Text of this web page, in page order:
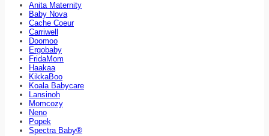
Anita Maternity
Baby Nova
Cache Coeur
Carriwell
Doomoo
Ergobaby
FridaMom
Haakaa
KikkaBoo
Koala Babycare
Lansinoh
Momcozy
Neno
Popek
Spectra Baby®